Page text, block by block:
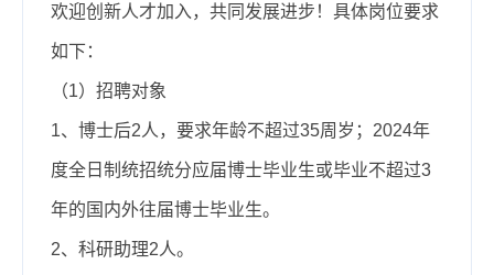
欢迎创新人才加入，共同发展进步！具体岗位要求
如下：
（1）招聘对象
1、博士后2人，要求年龄不超过35周岁；2024年
度全日制统招统分应届博士毕业生或毕业不超过3
年的国内外往届博士毕业生。
2、科研助理2人。